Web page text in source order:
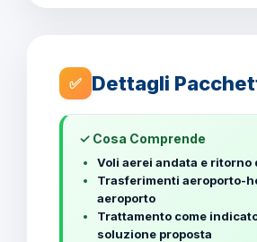
✅ Dettagli
✓ Cosa Comprende
Voli aerei andata e ritorno
Trasferimenti aeroporto-
aeroporto
Trattamento come
soluzione proposta